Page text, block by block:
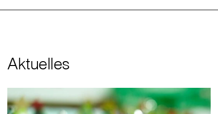
Aktuelles